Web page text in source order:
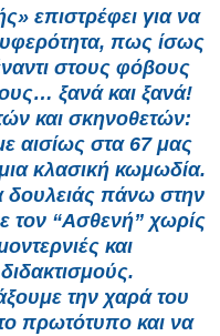
επιστρέφει για να
πως ίσως
στους φόβους
ξανά και ξανά!
και σκηνοθετών:
αισίως στα 67 μας
κλασική κωμωδία.
δουλειάς πάνω στην
τον “Ασθενή” χωρίς
και
την χαρά του
πρωτότυπο και να